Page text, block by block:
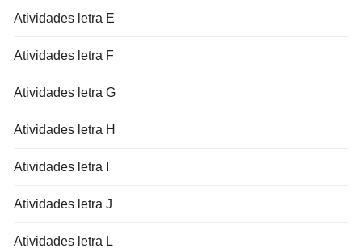
Atividades letra E
Atividades letra F
Atividades letra G
Atividades letra H
Atividades letra I
Atividades letra J
Atividades letra L